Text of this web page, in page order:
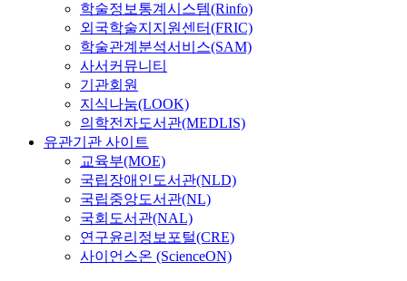
학술정보통계시스템(Rinfo)
외국학술지지원센터(FRIC)
학술관계분석서비스(SAM)
사서커뮤니티
기관회원
지식나눔(LOOK)
의학전자도서관(MEDLIS)
유관기관 사이트
교육부(MOE)
국립장애인도서관(NLD)
국립중앙도서관(NL)
국회도서관(NAL)
연구윤리정보포털(CRE)
사이언스온 (ScienceON)